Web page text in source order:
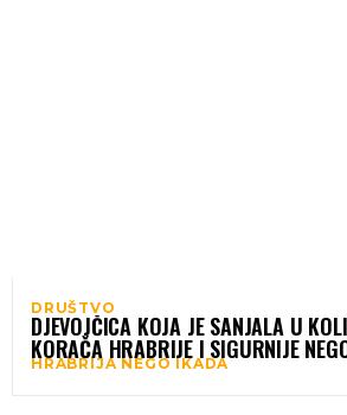
DRUŠTVO
DJEVOJČICA KOJA JE SANJALA U
KORAČA HRABRIJE I SIGURNIJE
HRABRIJA NEGO IKADA